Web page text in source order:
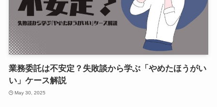
業務委託は不安定？失敗談から学ぶ「やめたほうがい
い」ケース解説
May 30, 2025